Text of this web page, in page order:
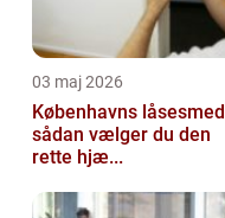
03 maj 2026
Københavns låsesmed
sådan vælger du den
rette hjæ...